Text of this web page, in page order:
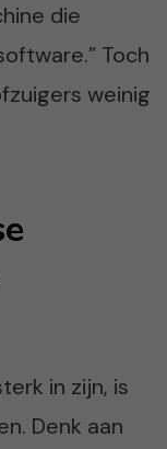
die
Toch
weinig
in zijn, is
Denk aan